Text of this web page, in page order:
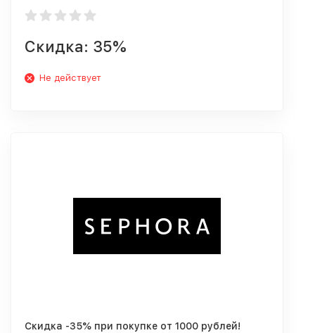
Скидка: 35%
Не действует
Скидка -35% при покупке от 1000 рублей!